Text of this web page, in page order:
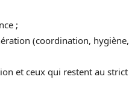
;
(coordination, hygiène,
et ceux qui restent au strict